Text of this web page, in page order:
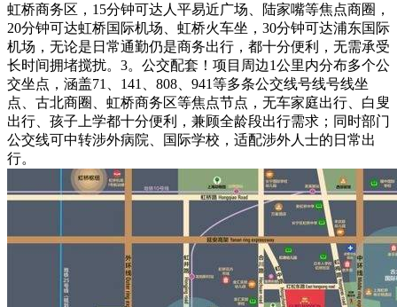
虹桥商务区，15分钟可达人平易近广场、陆家嘴等焦点商圈，
20分钟可达虹桥国际机场、虹桥火车坐，30分钟可达浦东国际
机场，无论是日常通勤仍是商务出行，都十分便利，无需承受
长时间拥堵搅扰。3。公交配套！项目周边1公里内分布多个公
交坐点，涵盖71、141、808、941等多条公交线号线号线坐
点、古北商圈、虹桥商务区等焦点节点，无车家庭出行、白叟
出行、孩子上学都十分便利，兼顾全龄段出行需求；同时部门
公交线可中转涉外病院、国际学校，适配涉外人士的日常出
行。